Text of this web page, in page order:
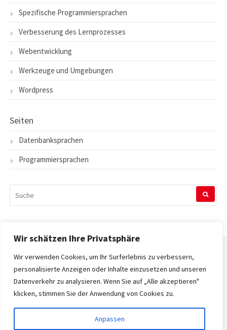
Wir schätzen Ihre Privatsphäre
Wir verwenden Cookies, um Ihr Surferlebnis zu verbessern,
personalisierte Anzeigen oder Inhalte einzusetzen und unseren
Datenverkehr zu analysieren. Wenn Sie auf „Alle akzeptieren"
klicken, stimmen Sie der Anwendung von Cookies zu.
Anpassen
Spezifische Programmiersprachen
Verbesserung des Lernprozesses
Webentwicklung
Werkzeuge und Umgebungen
Wordpress
Seiten
Datenbanksprachen
Programmiersprachen
NACH:
Startseite
Datenschutzerklärung